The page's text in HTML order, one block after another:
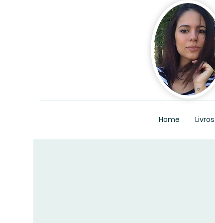
Home Livros